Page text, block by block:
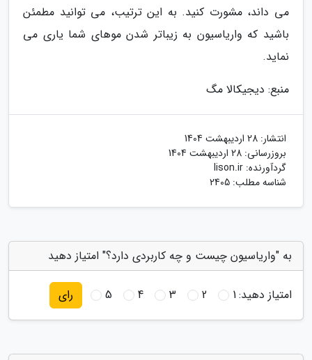
می داند، مشورت کنید. به این ترتیب، می توانید مطمئن
باشید که واریاسیون به زیباتر شدن موهای شما یاری می
نماید.
منبع: دیجیکالا مگ
انتشار: 28 اردیبهشت 1404
بروزرسانی: 28 اردیبهشت 1404
گردآورنده: lison.ir
شناسه مطلب: 2405
به "واریاسیون چیست و چه کاربردی دارد؟" امتیاز دهید
امتیاز دهید:1
2
3
4
5 رای